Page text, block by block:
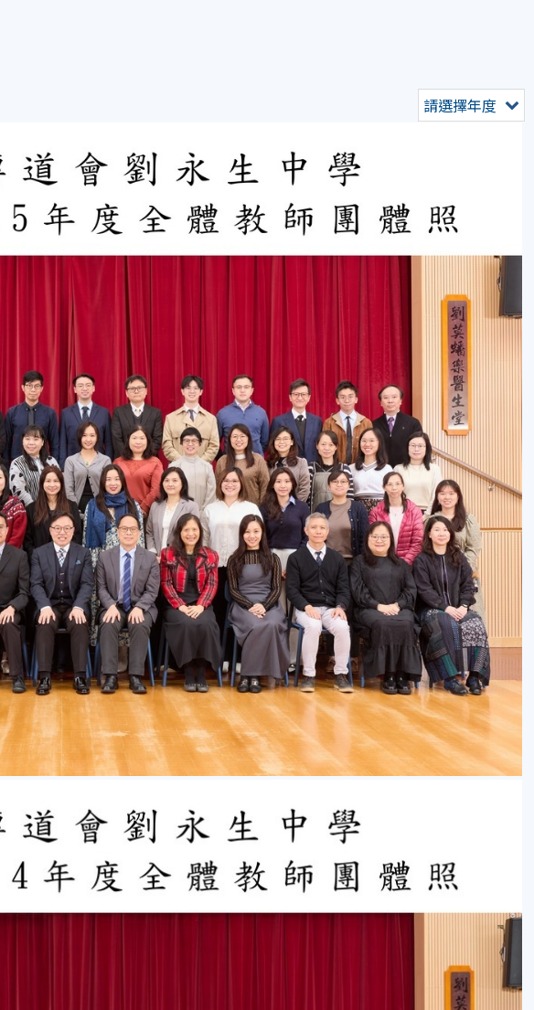
請選擇年度